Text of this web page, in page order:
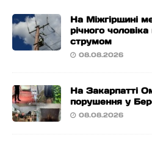
На Міжгірщині
річного
струмом
08.08.2026
На Закарпатті
порушення у
08.08.2026